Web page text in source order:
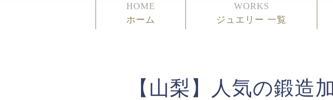
HOME
ホーム
WORKS
ジュエリー 一覧
【山梨】人気の鍛造